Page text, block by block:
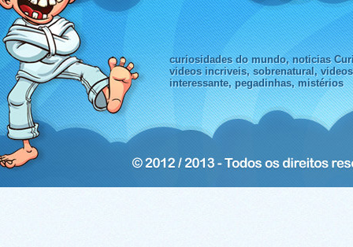
curiosidades do mundo, noticias
videos incriveis, sobrenatural,
interessante, pegadinhas, mistérios